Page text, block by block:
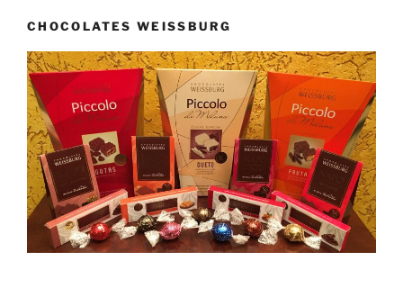
CHOCOLATES WEISSBURG